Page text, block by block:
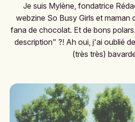
Je suis Mylène, fondatrice
webzine So Busy Girls et maman
fana de chocolat. Et de bons
description" ?! Ah oui, j'ai oublié
(très très)